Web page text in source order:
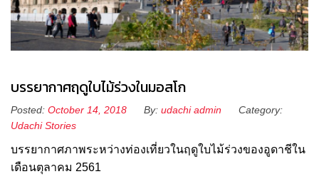
บรรยากาศฤดูใบไม้ร่วงในมอสโก
Posted: October 14, 2018 By: udachi admin
Category:
Udachi Stories
บรรยากาศภาพระหว่างท่องเที่ยวในฤดูใบไม้ร่วงของอูดาชีใน
เดือนตุลาคม 2561